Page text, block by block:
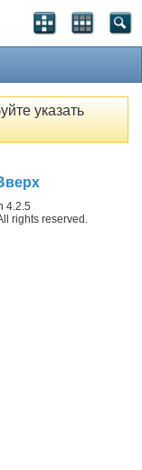
указать
4.2.5
rights reserved.